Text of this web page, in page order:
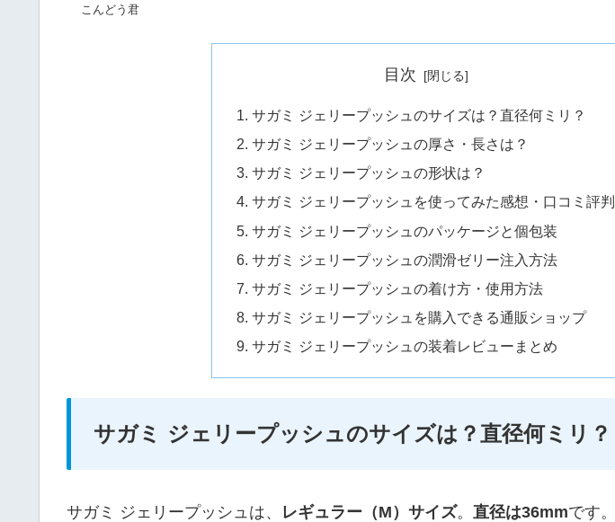
こんどう君
目次
サガミ ジェリープッシュのサイズは？直径何ミリ？
サガミ ジェリープッシュの厚さ・長さは？
サガミ ジェリープッシュの形状は？
サガミ ジェリープッシュを使ってみた感想・口コミ評判
サガミ ジェリープッシュのパッケージと個包装
サガミ ジェリープッシュの潤滑ゼリー注入方法
サガミ ジェリープッシュの着け方・使用方法
サガミ ジェリープッシュを購入できる通販ショップ
サガミ ジェリープッシュの装着レビューまとめ
サガミ ジェリープッシュのサイズは？直径何ミリ？
サガミ ジェリープッシュは、 レギュラー（M）サイズ。 直径は36mmです。